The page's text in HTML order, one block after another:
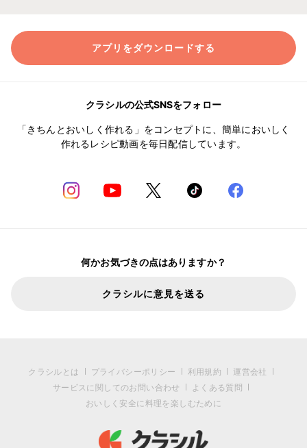
アプリをダウンロードする
クラシルの公式SNSをフォロー
「きちんとおいしく作れる」をコンセプトに、簡単においしく
作れるレシピ動画を毎日配信しています。
何かお気づきの点はありますか？
クラシルに意見を送る
クラシルとは プライバシーポリシー 利用規約
運営会社
サービスに関してのお問い合わせ
よくある質問
おいしく安全に料理を楽しむために